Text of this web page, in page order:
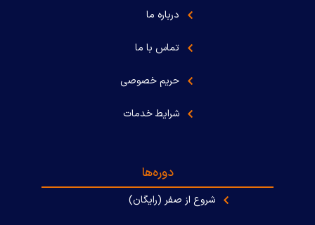
درباره ما
تماس با ما
حریم خصوصی
شرایط خدمات
دوره‌ها
شروع از صفر (رایگان)